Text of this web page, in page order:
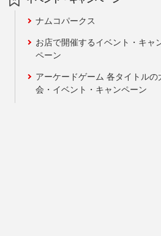
ナムコパークス
お店で開催するイベント・キャ
ペーン
アーケードゲーム 各タイトルの
会・イベント・キャンペーン